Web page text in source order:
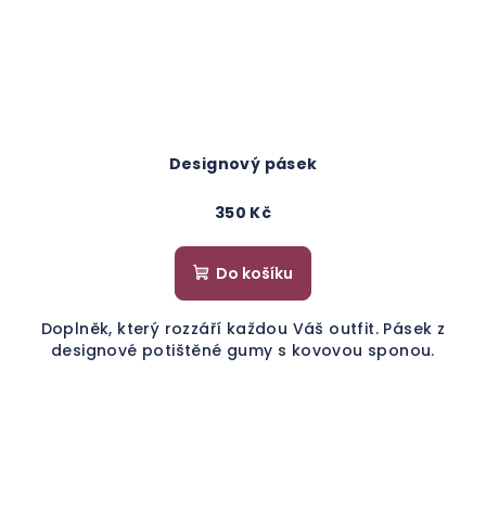
Designový pásek
350 Kč
Do košíku
Doplněk, který rozzáří každou Váš outfit. Pásek z
designové potištěné gumy s kovovou sponou.